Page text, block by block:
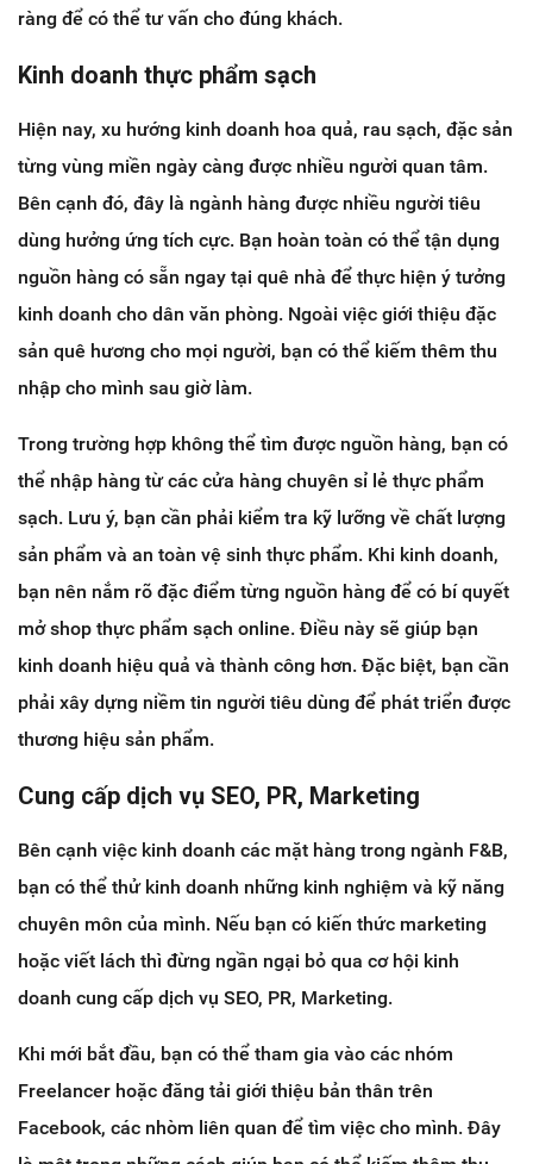
ràng để có thể tư vấn cho đúng khách.
Kinh doanh thực phẩm sạch
Hiện nay, xu hướng kinh doanh hoa quả, rau sạch, đặc sản
từng vùng miền ngày càng được nhiều người quan tâm.
Bên cạnh đó, đây là ngành hàng được nhiều người tiêu
dùng hưởng ứng tích cực. Bạn hoàn toàn có thể tận dụng
nguồn hàng có sẵn ngay tại quê nhà để thực hiện ý tưởng
kinh doanh cho dân văn phòng. Ngoài việc giới thiệu đặc
sản quê hương cho mọi người, bạn có thể kiếm thêm thu
nhập cho mình sau giờ làm.
Trong trường hợp không thể tìm được nguồn hàng, bạn có
thể nhập hàng từ các cửa hàng chuyên sỉ lẻ thực phẩm
sạch. Lưu ý, bạn cần phải kiểm tra kỹ lưỡng về chất lượng
sản phẩm và an toàn vệ sinh thực phẩm. Khi kinh doanh,
bạn nên nắm rõ đặc điểm từng nguồn hàng để có bí quyết
mở shop thực phẩm sạch online. Điều này sẽ giúp bạn
kinh doanh hiệu quả và thành công hơn. Đặc biệt, bạn cần
phải xây dựng niềm tin người tiêu dùng để phát triển được
thương hiệu sản phẩm.
Cung cấp dịch vụ SEO, PR, Marketing
Bên cạnh việc kinh doanh các mặt hàng trong ngành F&B,
bạn có thể thử kinh doanh những kinh nghiệm và kỹ năng
chuyên môn của mình. Nếu bạn có kiến thức marketing
hoặc viết lách thì đừng ngần ngại bỏ qua cơ hội kinh
doanh cung cấp dịch vụ SEO, PR, Marketing.
Khi mới bắt đầu, bạn có thể tham gia vào các nhóm
Freelancer hoặc đăng tải giới thiệu bản thân trên
Facebook, các nhòm liên quan để tìm việc cho mình. Đây